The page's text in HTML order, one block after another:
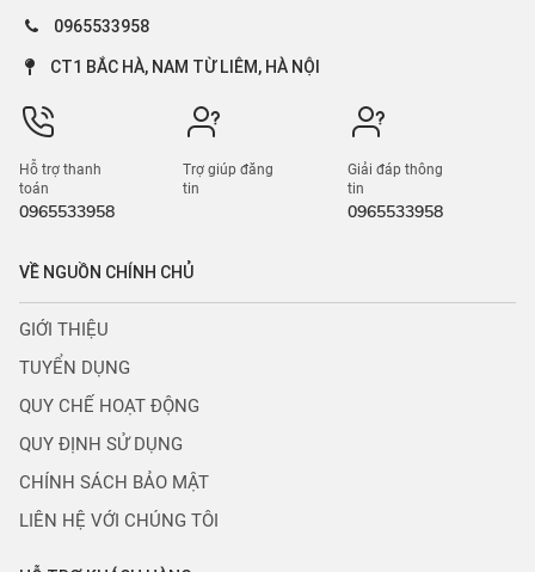
Bán đất nền dự án
Bán đất ruộng, rừng
Bán đất dịch vụ, đấu giá
Bán kho, nhà xưởng
Bán cửa hàng, kiot
Bán tòa chung cư mini
Bán trang trại, khu nghỉ
dưỡng
Bán bất động sản khác
Tìm người ở ghép
Cho thuê trang trại, khu
nghỉ dưỡng
Cho thuê cửa hàng, kiot
Cho thuê khách sạn, nhà
Cho thuê trường, phòng